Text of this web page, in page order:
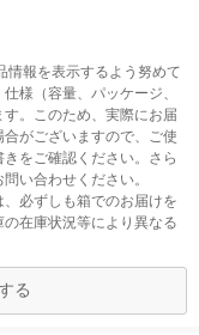
情報を表示するよう努めて
様（容量、パッケージ、
。このため、実際にお届
がございますので、ご使
をご確認ください。さら
い合わせください。
必ずしも箱でのお届けを
在庫状況等により異なる
る